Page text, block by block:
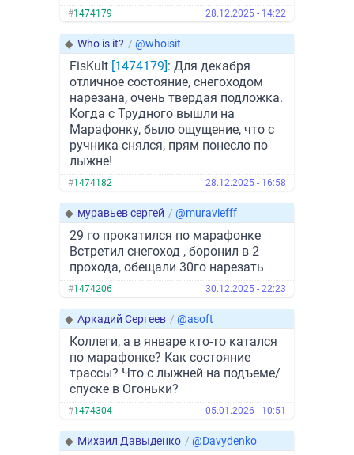
#1474179 28.12.2025 - 14:22
◆ Who is it? / @whoisit
FisKult [1474179]: Для декабря
отличное состояние, снегоходом
нарезана, очень твердая подложка.
Когда с Трудного вышли на
Марафонку, было ощущение, что с
ручника снялся, прям понесло по
лыжне!
#1474182 28.12.2025 - 16:58
◆ муравьев сергей / @muraviefff
29 го прокатился по марафонке
Встретил снегоход , боронил в 2
прохода, обещали 30го нарезать
#1474206 30.12.2025 - 22:23
◆ Аркадий Сергеев / @asoft
Коллеги, а в январе кто-то катался
по марафонке? Как состояние
трассы? Что с лыжней на подъеме/
спуске в Огоньки?
#1474304 05.01.2026 - 10:51
◆ Михаил Давыденко / @Davydenko